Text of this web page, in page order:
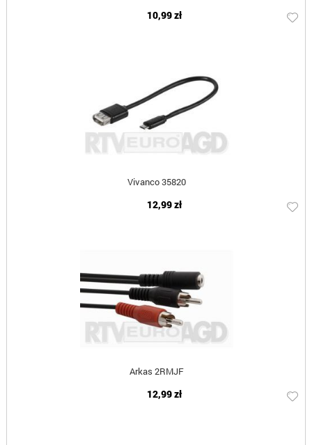
10,99 zł
Vivanco 35820
12,99 zł
Arkas 2RMJF
12,99 zł